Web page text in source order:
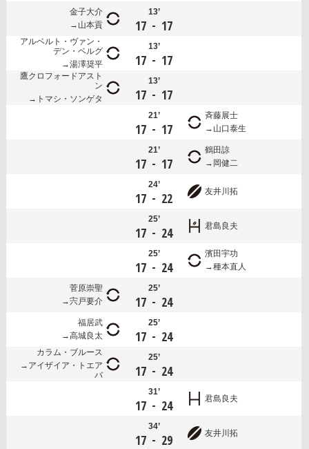
金子大介
山本貢
13’
17 - 17
アルベルト・ヴァン・
デン・ベルグ
湯澤奨平
13’
17 - 17
鷹クロフォードアスト
ン
トマシ・ソンゲタ
13’
17 - 17
21’
17 - 17
斉藤展士
山口泰生
21’
17 - 17
鶴田諒
岡健二
24’
17 - 22 友井川拓
25’
17 - 24 君島良夫
25’
17 - 24
濱田宇功
種本直人
菅原崇聖
宍戸要介
25’
17 - 24
福居武
高城良太
25’
17 - 24
カラム・ブルース
アイザイア・トエア
バ
25’
17 - 24
31’
17 - 24 君島良夫
34’
17 - 29 友井川拓